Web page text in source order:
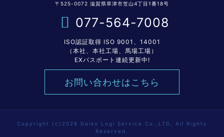
〒525-0072 滋賀県草津市笠山4丁目1番18号
077-564-7008
ISO認証取得 ISO 9001、14001
（本社、本社工場、馬場工場）
EXパスポート連続更新中!
お問い合わせはこちら
Copyright (c)2026 Daiko Logi Service Co.,LTD, All Rights
Reserved.